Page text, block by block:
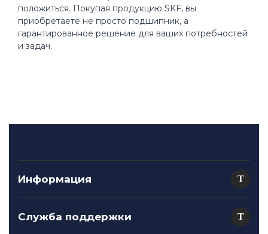
положиться. Покупая продукцию SKF, вы
приобретаете не просто подшипник, а
гарантированное решение для ваших потребностей
и задач.
Информация
Служба поддержки